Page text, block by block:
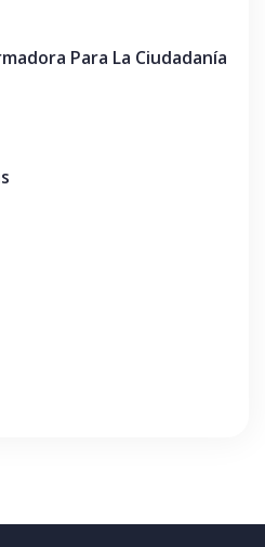
Para La Ciudadanía